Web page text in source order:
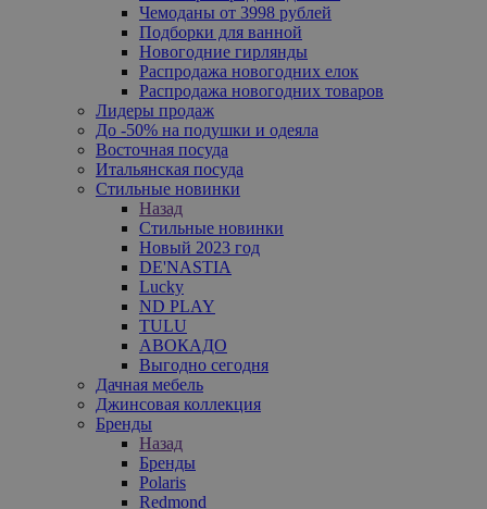
Чемоданы от 3998 рублей
Подборки для ванной
Новогодние гирлянды
Распродажа новогодних елок
Распродажа новогодних товаров
Лидеры продаж
До -50% на подушки и одеяла
Восточная посуда
Итальянская посуда
Стильные новинки
Назад
Стильные новинки
Новый 2023 год
DE'NASTIA
Lucky
ND PLAY
TULU
АВОКАДО
Выгодно сегодня
Дачная мебель
Джинсовая коллекция
Бренды
Назад
Бренды
Polaris
Redmond